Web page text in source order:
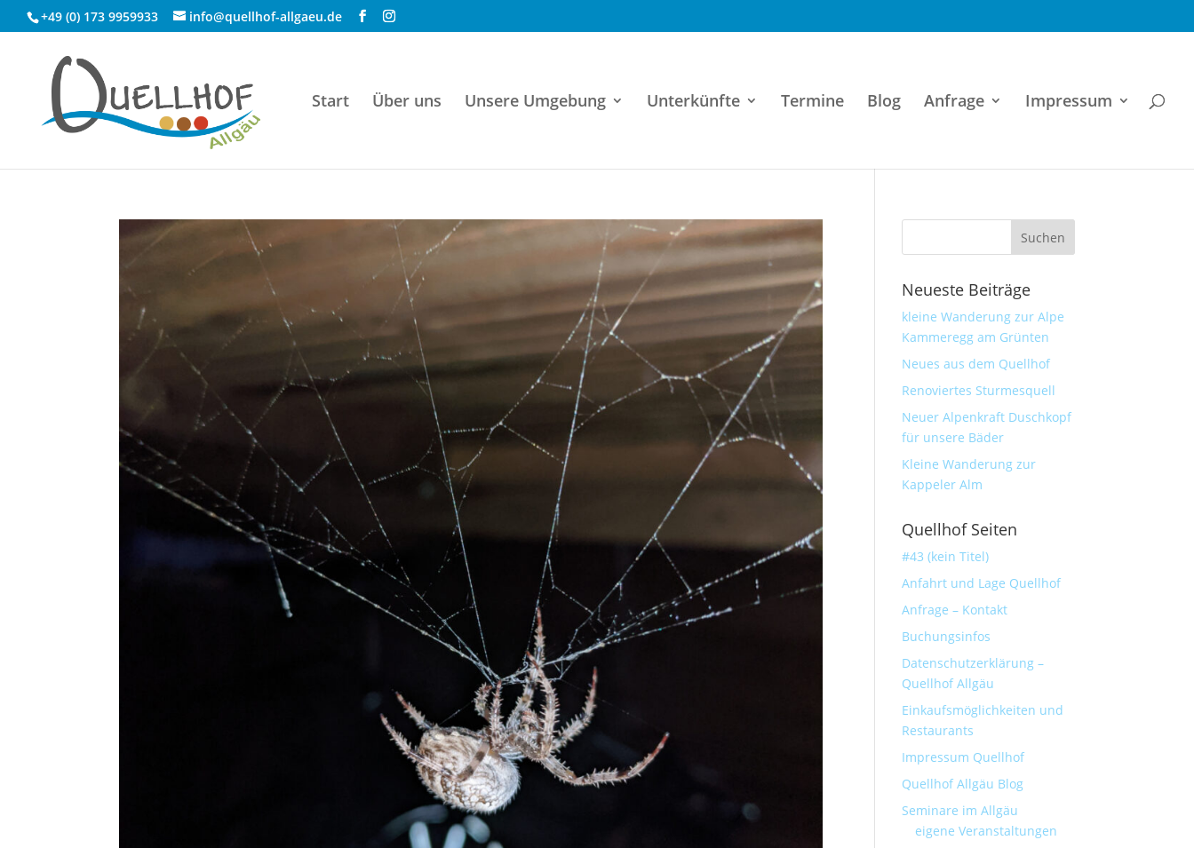
+49 (0) 173 9959933 info@quellhof-allgaeu.de
Start Über uns Unsere Umgebung Unterkünfte Termine Blog Anfrage Impressum
Neueste Beiträge
kleine Wanderung zur Alpe
Kammeregg am Grünten
Neues aus dem Quellhof
Renoviertes Sturmesquell
Neuer Alpenkraft Duschkopf
für unsere Bäder
Kleine Wanderung zur
Kappeler Alm
Quellhof Seiten
#43 (kein Titel)
Anfahrt und Lage Quellhof
Anfrage – Kontakt
Buchungsinfos
Datenschutzerklärung –
Quellhof Allgäu
Einkaufsmöglichkeiten und
Restaurants
Impressum Quellhof
Quellhof Allgäu Blog
Seminare im Allgäu
eigene Veranstaltungen